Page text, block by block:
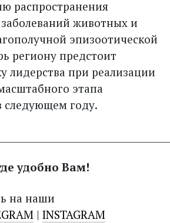
распространения
животных и
эпизоотической
региону предстоит
лидерства при реализации
этапа
следующем году.
удобно Вам!
на наши
| INSTAGRAM